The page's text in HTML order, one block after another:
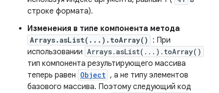
строке формата).
Изменения в типе компонента метода
Arrays.asList(...).toArray()
: При
использовании Arrays.asList(...).toArray()
тип компонента результирующего массива
теперь равен Object , а не типу элементов
базового массива. Поэтому следующий код